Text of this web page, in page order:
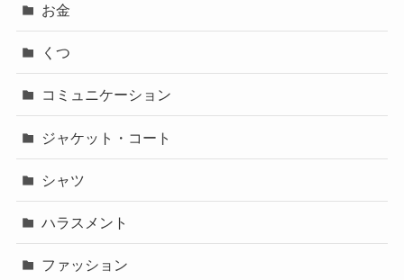
お金
くつ
コミュニケーション
ジャケット・コート
シャツ
ハラスメント
ファッション